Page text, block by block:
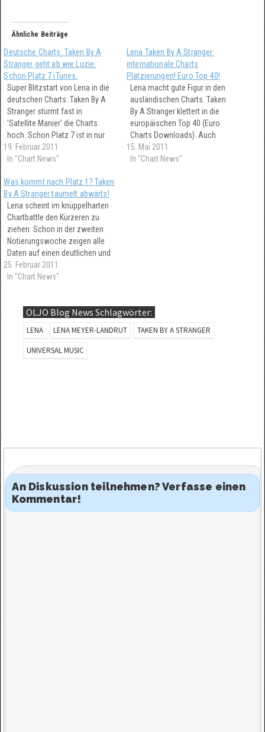
Ähnliche Beiträge
Deutsche Charts: Taken By A
Stranger geht ab wie Luzie.
Schon Platz 7 iTunes.
Super Blitzstart von Lena in die
deutschen Charts: Taken By A
Stranger stürmt fast in
'Satellite Manier' die Charts
hoch. Schon Platz 7 ist in nur
wenigen Minuten nach Ende
des Finales von Unser Song
deutschen Eurovisionsbeitrag
erreicht. Es folgen im Artikel
kontinuierlich weitere Updates!
19. Februar 2011
In "Chart News"
Lena Taken By A Stranger:
internationale Charts
Platzierungen! Euro Top 40!
Lena macht gute Figur in den
ausländischen Charts. Taken
By A Stranger klettert in die
europäischen Top 40 (Euro
Charts Downloads). Auch
Satellite findet nochmal einige
tausend Käufer. Neben
15. Mai 2011
In "Chart News"
Was kommt nach Platz 1? Taken
By A Stranger taumelt abwärts!
Lena scheint im knüppelharten
Chartbattle den Kürzeren zu
ziehen: Schon in der zweiten
Notierungswoche zeigen alle
Daten auf einen deutlichen und
anhaltenden Verkaufsrückgang
hin. Platz 1 kann von Lena
sie in dieser Woche sogar
25. Februar 2011
In "Chart News"
OLJO Blog News Schlagwörter:
LENA LENA MEYER-LANDRUT
TAKEN BY A STRANGER
UNIVERSAL MUSIC
An Diskussion teilnehmen? Verfasse einen
Kommentar!